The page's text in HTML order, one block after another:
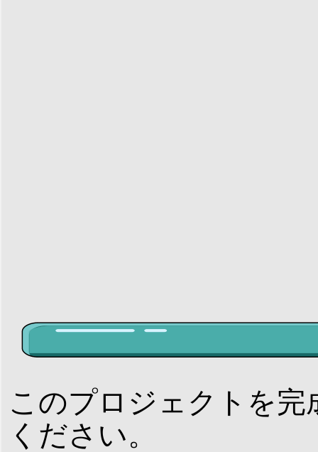
このプロジェクトを
ください。